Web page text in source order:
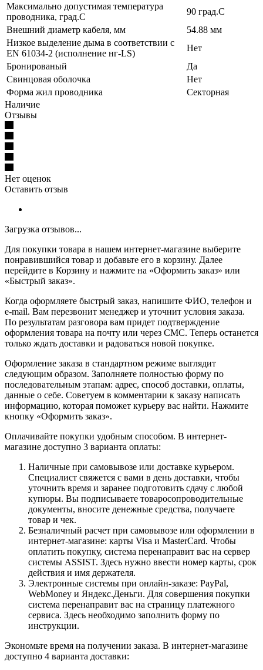
Максимально допустимая температура
проводника, град.C
90 град.C
Внешний диаметр кабеля, мм
54.88 мм
Низкое выделение дыма в соответствии с
EN 61034-2 (исполнение нг-LS)
Нет
Бронированый
Да
Свинцовая оболочка
Нет
Форма жил проводника
Секторная
Наличие
Отзывы
Нет оценок
Оставить отзыв
Загрузка отзывов...
Для покупки товара в нашем интернет-магазине выберите
понравившийся товар и добавьте его в корзину. Далее
перейдите в Корзину и нажмите на «Оформить заказ» или
«Быстрый заказ».
Когда оформляете быстрый заказ, напишите ФИО, телефон и
e-mail. Вам перезвонит менеджер и уточнит условия заказа.
По результатам разговора вам придет подтверждение
оформления товара на почту или через СМС. Теперь останется
только ждать доставки и радоваться новой покупке.
Оформление заказа в стандартном режиме выглядит
следующим образом. Заполняете полностью форму по
последовательным этапам: адрес, способ доставки, оплаты,
данные о себе. Советуем в комментарии к заказу написать
информацию, которая поможет курьеру вас найти. Нажмите
кнопку «Оформить заказ».
Оплачивайте покупки удобным способом. В интернет-
магазине доступно 3 варианта оплаты:
Наличные при самовывозе или доставке курьером.
Специалист свяжется с вами в день доставки, чтобы
уточнить время и заранее подготовить сдачу с любой
купюры. Вы подписываете товаросопроводительные
документы, вносите денежные средства, получаете
товар и чек.
Безналичный расчет при самовывозе или оформлении в
интернет-магазине: карты Visa и MasterCard. Чтобы
оплатить покупку, система перенаправит вас на сервер
системы ASSIST. Здесь нужно ввести номер карты, срок
действия и имя держателя.
Электронные системы при онлайн-заказе: PayPal,
WebMoney и Яндекс.Деньги. Для совершения покупки
система перенаправит вас на страницу платежного
сервиса. Здесь необходимо заполнить форму по
инструкции.
Экономьте время на получении заказа. В интернет-магазине
доступно 4 варианта доставки: